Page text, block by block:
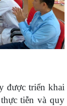
triển khai
tiễn và quy